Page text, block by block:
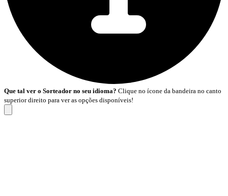
Que tal ver o Sorteador no seu idioma? Clique no ícone da bandeira no canto
superior direito para ver as opções disponíveis!